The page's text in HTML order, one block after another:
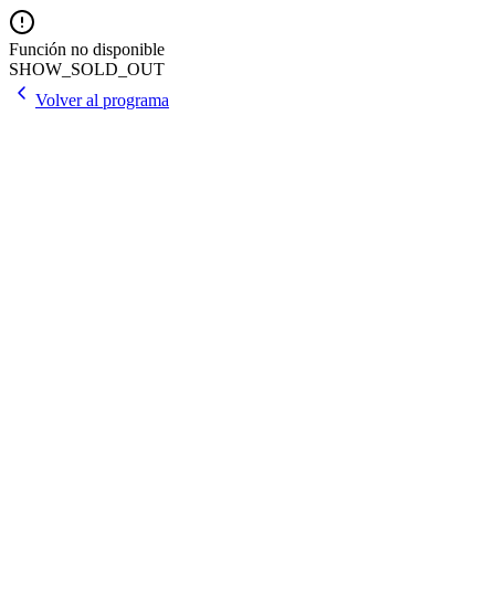
Función no disponible
SHOW_SOLD_OUT
Volver al programa